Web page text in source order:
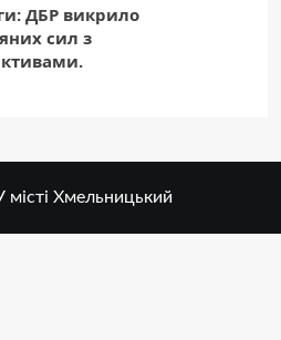
ДБР викрило
сил з
Хмельницький